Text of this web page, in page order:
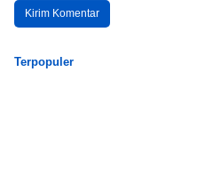
Terpopuler